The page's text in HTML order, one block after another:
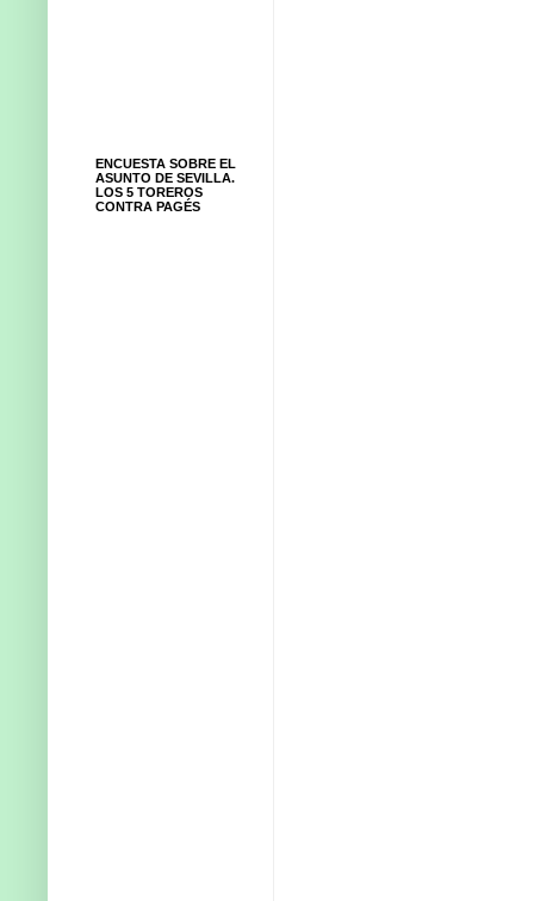
ENCUESTA SOBRE EL
ASUNTO DE SEVILLA.
LOS 5 TOREROS
CONTRA PAGÉS